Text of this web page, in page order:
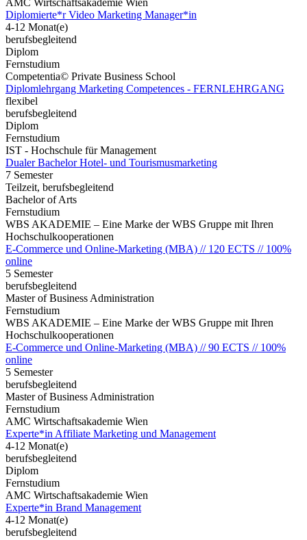
AMC Wirtschaftsakademie Wien
Diplomierte*r Video Marketing Manager*in
4-12 Monat(e)
berufsbegleitend
Diplom
Fernstudium
Competentia© Private Business School
Diplomlehrgang Marketing Competences - FERNLEHRGANG
flexibel
berufsbegleitend
Diplom
Fernstudium
IST - Hochschule für Management
Dualer Bachelor Hotel- und Tourismusmarketing
7 Semester
Teilzeit, berufsbegleitend
Bachelor of Arts
Fernstudium
WBS AKADEMIE – Eine Marke der WBS Gruppe mit Ihren
Hochschulkooperationen
E-Commerce und Online-Marketing (MBA) // 120 ECTS // 100%
online
5 Semester
berufsbegleitend
Master of Business Administration
Fernstudium
WBS AKADEMIE – Eine Marke der WBS Gruppe mit Ihren
Hochschulkooperationen
E-Commerce und Online-Marketing (MBA) // 90 ECTS // 100%
online
5 Semester
berufsbegleitend
Master of Business Administration
Fernstudium
AMC Wirtschaftsakademie Wien
Experte*in Affiliate Marketing und Management
4-12 Monat(e)
berufsbegleitend
Diplom
Fernstudium
AMC Wirtschaftsakademie Wien
Experte*in Brand Management
4-12 Monat(e)
berufsbegleitend